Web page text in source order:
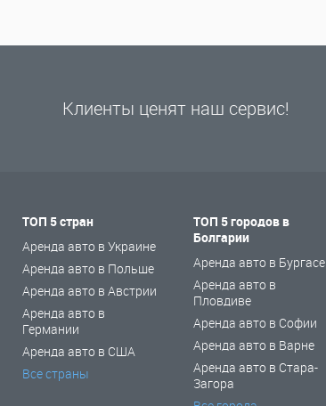
Клиенты ценят наш сервис!
ТОП 5 стран
Аренда авто в Украине
Аренда авто в Польше
Аренда авто в Австрии
Аренда авто в
Германии
Аренда авто в США
Все страны
ТОП 5 городов в
Болгарии
Аренда авто в Бургасе
Аренда авто в
Пловдиве
Аренда авто в Софии
Аренда авто в Варне
Аренда авто в Стара-
Загора